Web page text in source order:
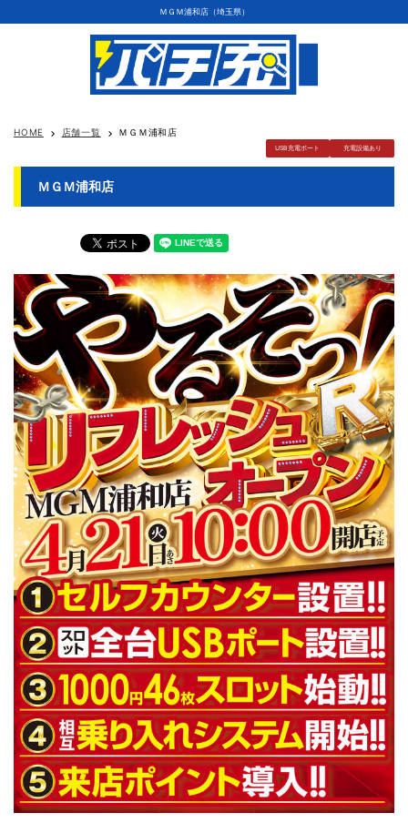
ＭＧＭ浦和店（埼玉県）
HOME keyboard_arrow_right 店舗一覧 keyboard_arrow_right ＭＧＭ浦和店
USB充電ポート 充電設備あり
ＭＧＭ浦和店